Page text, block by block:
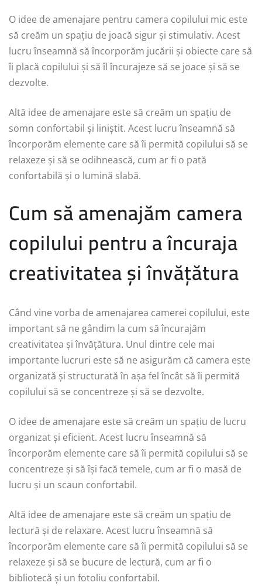
O idee de amenajare pentru camera copilului mic este
să creăm un spațiu de joacă sigur și stimulativ. Acest
lucru înseamnă să încorporăm jucării și obiecte care să
îi placă copilului și să îl încurajeze să se joace și să se
dezvolte.
Altă idee de amenajare este să creăm un spațiu de
somn confortabil și liniștit. Acest lucru înseamnă să
încorporăm elemente care să îi permită copilului să se
relaxeze și să se odihnească, cum ar fi o pată
confortabilă și o lumină slabă.
Cum să amenajăm camera
copilului pentru a încuraja
creativitatea și învățătura
Când vine vorba de amenajarea camerei copilului, este
important să ne gândim la cum să încurajăm
creativitatea și învățătura. Unul dintre cele mai
importante lucruri este să ne asigurăm că camera este
organizată și structurată în așa fel încât să îi permită
copilului să se concentreze și să se dezvolte.
O idee de amenajare este să creăm un spațiu de lucru
organizat și eficient. Acest lucru înseamnă să
încorporăm elemente care să îi permită copilului să se
concentreze și să își facă temele, cum ar fi o masă de
lucru și un scaun confortabil.
Altă idee de amenajare este să creăm un spațiu de
lectură și de relaxare. Acest lucru înseamnă să
încorporăm elemente care să îi permită copilului să se
relaxeze și să se bucure de lectură, cum ar fi o
bibliotecă și un fotoliu confortabil.